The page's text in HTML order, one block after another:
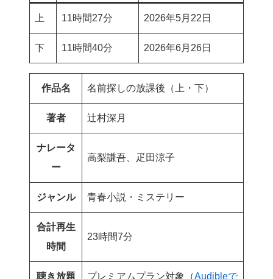
上 11時間27分 2026年5月22日
下 11時間40分 2026年6月26日
作品名 名前探しの放課後（上・下）
著者 辻村深月
ナレータ
ー
高梨謙吾、疋田涼子
ジャンル 青春小説・ミステリー
合計再生
時間
23時間7分
聴き放題
プレミアムプラン対象（Audibleで